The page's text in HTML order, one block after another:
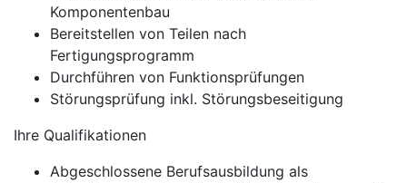
Komponentenbau
Bereitstellen von Teilen nach
Fertigungsprogramm
Durchführen von Funktionsprüfungen
Störungsprüfung inkl. Störungsbeseitigung
Ihre Qualifikationen
Abgeschlossene Berufsausbildung als